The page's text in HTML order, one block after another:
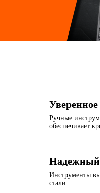
Ручные
обеспечивает
Надежный
Инструменты
стали